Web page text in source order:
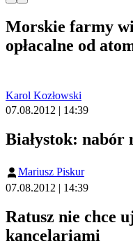
Morskie farmy
opłacalne od
Karol Kozłowski
07.08.2012 | 14:39
Białystok: nabór
Mariusz Piskur
07.08.2012 | 14:39
Ratusz nie chce
kancelariami